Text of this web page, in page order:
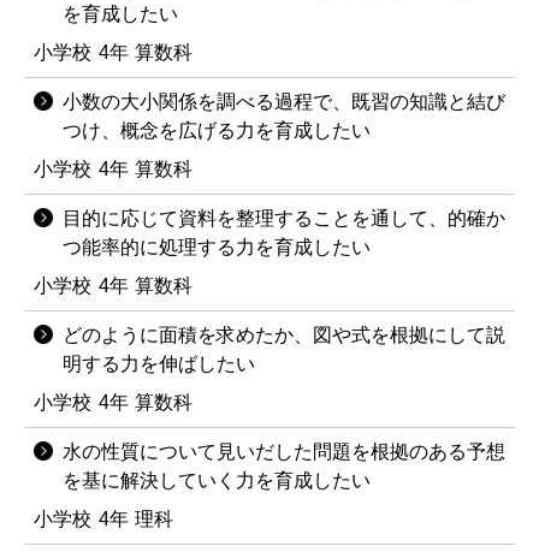
を育成したい
小学校 4年 算数科
小数の大小関係を調べる過程で、既習の知識と結び
つけ、概念を広げる力を育成したい
小学校 4年 算数科
目的に応じて資料を整理することを通して、的確か
つ能率的に処理する力を育成したい
小学校 4年 算数科
どのように面積を求めたか、図や式を根拠にして説
明する力を伸ばしたい
小学校 4年 算数科
水の性質について見いだした問題を根拠のある予想
を基に解決していく力を育成したい
小学校 4年 理科